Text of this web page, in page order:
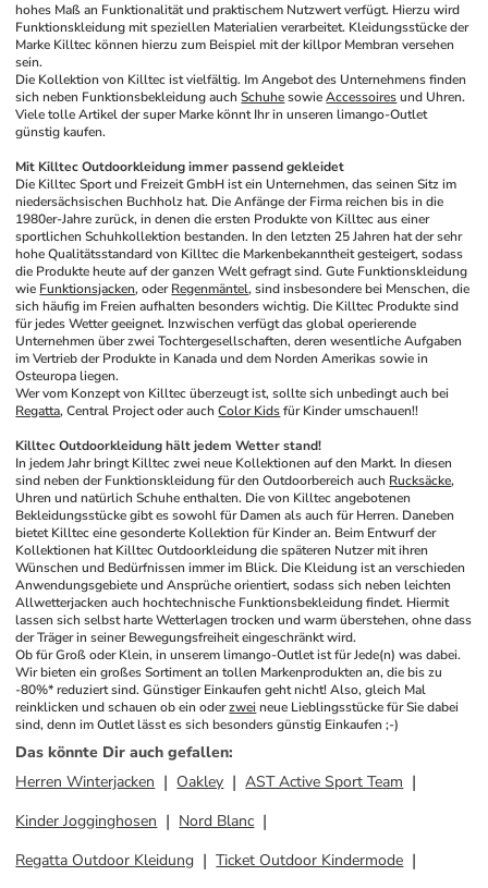
hohes Maß an Funktionalität und praktischem Nutzwert verfügt. Hierzu wird
Funktionskleidung mit speziellen Materialien verarbeitet. Kleidungsstücke der
Marke Killtec können hierzu zum Beispiel mit der killpor Membran versehen
sein.
Die Kollektion von Killtec ist vielfältig. Im Angebot des Unternehmens finden
sich neben Funktionsbekleidung auch Schuhe sowie Accessoires und Uhren.
Viele tolle Artikel der super Marke könnt Ihr in unseren limango-Outlet
günstig kaufen.
Mit Killtec Outdoorkleidung immer passend gekleidet
Die Killtec Sport und Freizeit GmbH ist ein Unternehmen, das seinen Sitz im
niedersächsischen Buchholz hat. Die Anfänge der Firma reichen bis in die
1980er-Jahre zurück, in denen die ersten Produkte von Killtec aus einer
sportlichen Schuhkollektion bestanden. In den letzten 25 Jahren hat der sehr
hohe Qualitätsstandard von Killtec die Markenbekanntheit gesteigert, sodass
die Produkte heute auf der ganzen Welt gefragt sind. Gute Funktionskleidung
wie Funktionsjacken, oder Regenmäntel, sind insbesondere bei Menschen, die
sich häufig im Freien aufhalten besonders wichtig. Die Killtec Produkte sind
für jedes Wetter geeignet. Inzwischen verfügt das global operierende
Unternehmen über zwei Tochtergesellschaften, deren wesentliche Aufgaben
im Vertrieb der Produkte in Kanada und dem Norden Amerikas sowie in
Osteuropa liegen.
Regatta, Central Project oder auch Color Kids für Kinder umschauen!!
Killtec Outdoorkleidung hält jedem Wetter stand!
In jedem Jahr bringt Killtec zwei neue Kollektionen auf den Markt. In diesen
sind neben der Funktionskleidung für den Outdoorbereich auch Rucksäcke,
Uhren und natürlich Schuhe enthalten. Die von Killtec angebotenen
Bekleidungsstücke gibt es sowohl für Damen als auch für Herren. Daneben
bietet Killtec eine gesonderte Kollektion für Kinder an. Beim Entwurf der
Kollektionen hat Killtec Outdoorkleidung die späteren Nutzer mit ihren
Wünschen und Bedürfnissen immer im Blick. Die Kleidung ist an verschieden
Anwendungsgebiete und Ansprüche orientiert, sodass sich neben leichten
Allwetterjacken auch hochtechnische Funktionsbekleidung findet. Hiermit
lassen sich selbst harte Wetterlagen trocken und warm überstehen, ohne dass
der Träger in seiner Bewegungsfreiheit eingeschränkt wird.
Ob für Groß oder Klein, in unserem limango-Outlet ist für Jede(n) was dabei.
Wir bieten ein großes Sortiment an tollen Markenprodukten an, die bis zu
-80%* reduziert sind. Günstiger Einkaufen geht nicht! Also, gleich Mal
reinklicken und schauen ob ein oder zwei neue Lieblingsstücke für Sie dabei
sind, denn im Outlet lässt es sich besonders günstig Einkaufen ;-)
Das könnte Dir auch gefallen:
Herren Winterjacken
Oakley
AST Active Sport Team
Kinder Jogginghosen
Nord Blanc
Regatta Outdoor Kleidung
Ticket Outdoor Kindermode